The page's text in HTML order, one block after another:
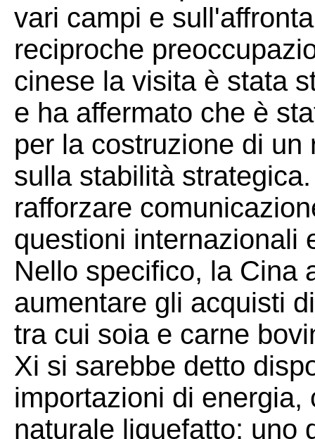
vari campi e
reciproche
cinese la visita è stata
e ha affermato che è
per la costruzione di
sulla stabilità
rafforzare
questioni internazionali
Nello specifico, la Cina
aumentare gli acquisti
tra cui soia e carne
Xi si sarebbe detto
importazioni di
naturale liquefatto: uno